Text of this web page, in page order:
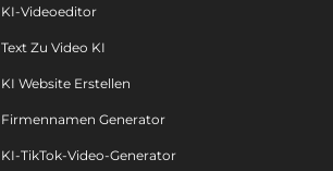
KI-Videoeditor
Text Zu Video KI
KI Website Erstellen
Firmennamen Generator
KI-TikTok-Video-Generator